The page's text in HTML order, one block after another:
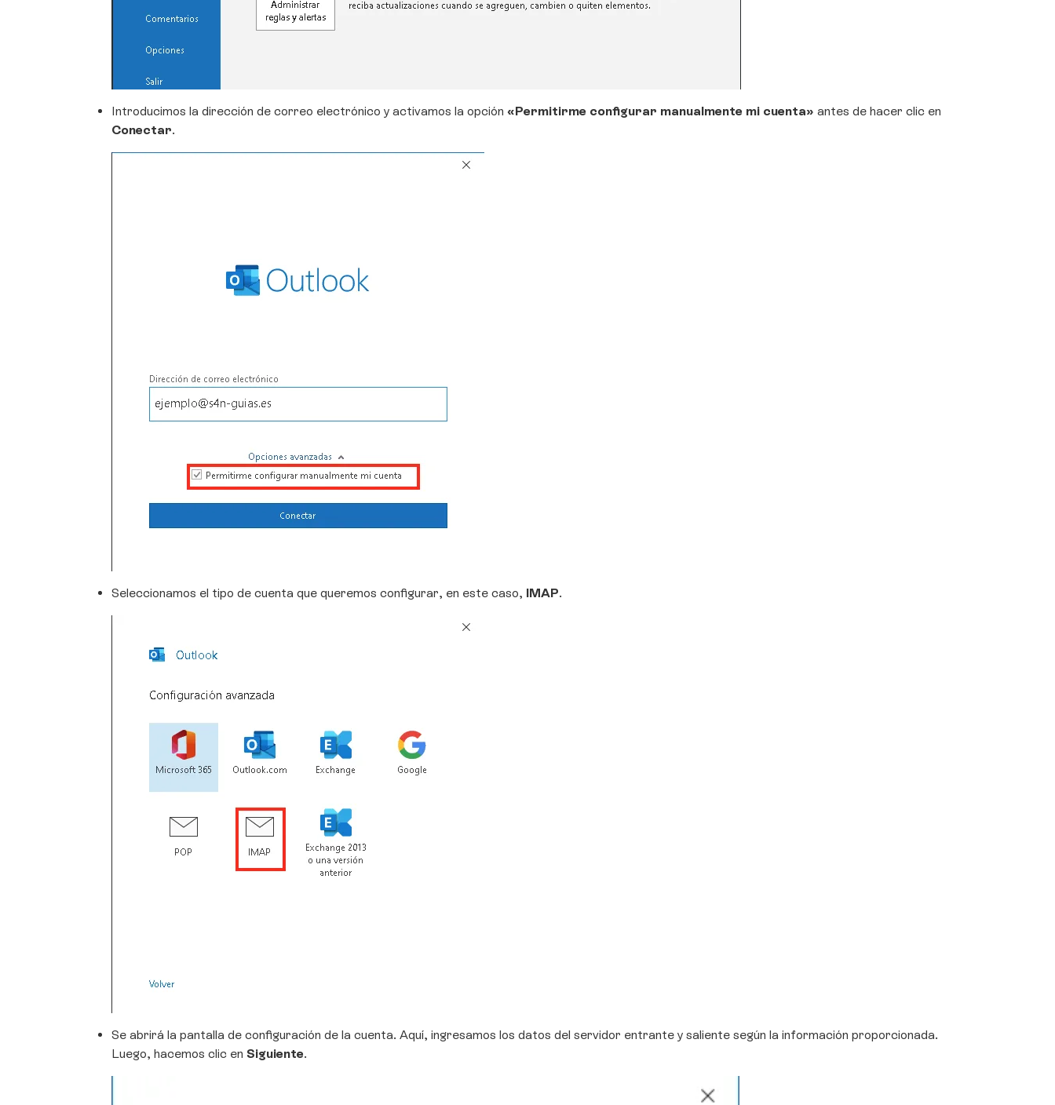
Introducimos la dirección de correo electrónico y activamos la opción «Permitirme configurar manualmente mi cuenta» antes de hacer clic en
Conectar.
Seleccionamos el tipo de cuenta que queremos configurar, en este caso, IMAP.
Se abrirá la pantalla de configuración de la cuenta. Aquí, ingresamos los datos del servidor entrante y saliente según la información proporcionada.
Luego, hacemos clic en Siguiente.